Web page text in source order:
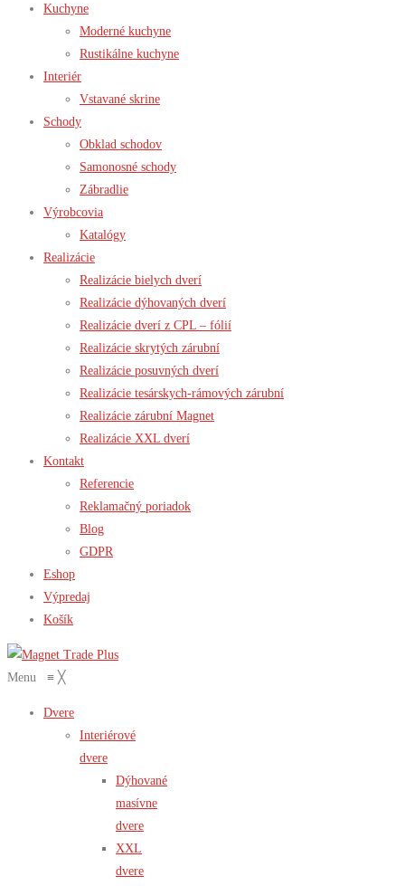
Kuchyne
Moderné kuchyne
Rustikálne kuchyne
Interiér
Vstavané skrine
Schody
Obklad schodov
Samonosné schody
Zábradlie
Výrobcovia
Katalógy
Realizácie
Realizácie bielych dverí
Realizácie dýhovaných dverí
Realizácie dverí z CPL – fólií
Realizácie skrytých zárubní
Realizácie posuvných dverí
Realizácie tesárskych-rámových zárubní
Realizácie zárubní Magnet
Realizácie XXL dverí
Kontakt
Referencie
Reklamačný poriadok
Blog
GDPR
Eshop
Výpredaj
Košík
Menu ≡ ╳
Dvere
Interiérové
dvere
Dýhované
masívne
dvere
XXL
dvere